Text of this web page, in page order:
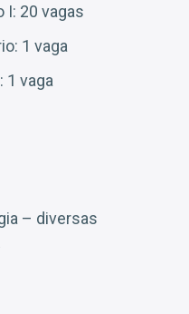
I: 20 vagas
1 vaga
1 vaga
– diversas